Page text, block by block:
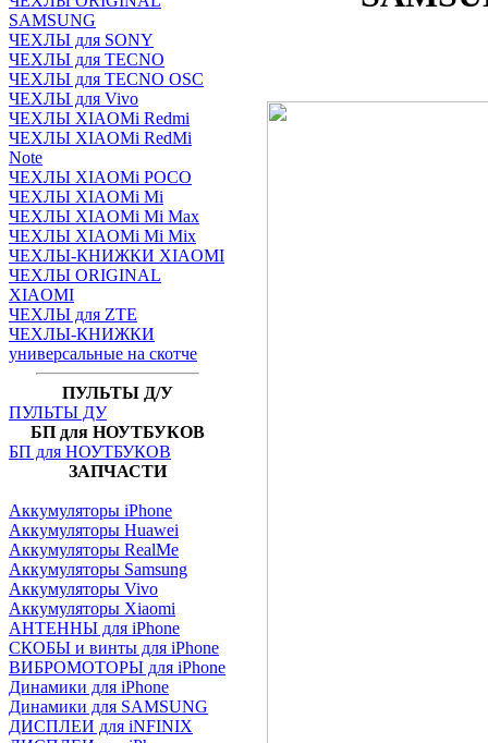
SAMSUNG
ЧЕХЛЫ для SONY
ЧЕХЛЫ для TECNO
ЧЕХЛЫ для TECNO OSC
ЧЕХЛЫ для Vivo
ЧЕХЛЫ XIAOMi Redmi
ЧЕХЛЫ XIAOMi RedMi
Note
ЧЕХЛЫ XIAOMi POCO
ЧЕХЛЫ XIAOMi Mi
ЧЕХЛЫ XIAOMi Mi Max
ЧЕХЛЫ XIAOMi Mi Mix
ЧЕХЛЫ-КНИЖКИ XIAOMI
ЧЕХЛЫ ORIGINAL
XIAOMI
ЧЕХЛЫ для ZTE
ЧЕХЛЫ-КНИЖКИ
универсальные на скотче
ПУЛЬТЫ Д/У
ПУЛЬТЫ ДУ
БП для НОУТБУКОВ
БП для НОУТБУКОВ
ЗАПЧАСТИ
Аккумуляторы iPhone
Аккумуляторы Huawei
Аккумуляторы RealMe
Аккумуляторы Samsung
Аккумуляторы Vivo
Аккумуляторы Xiaomi
АНТЕННЫ для iPhone
СКОБЫ и винты для iPhone
ВИБРОМОТОРЫ для iPhone
Динамики для iPhone
Динамики для SAMSUNG
ДИСПЛЕИ для iNFINIX